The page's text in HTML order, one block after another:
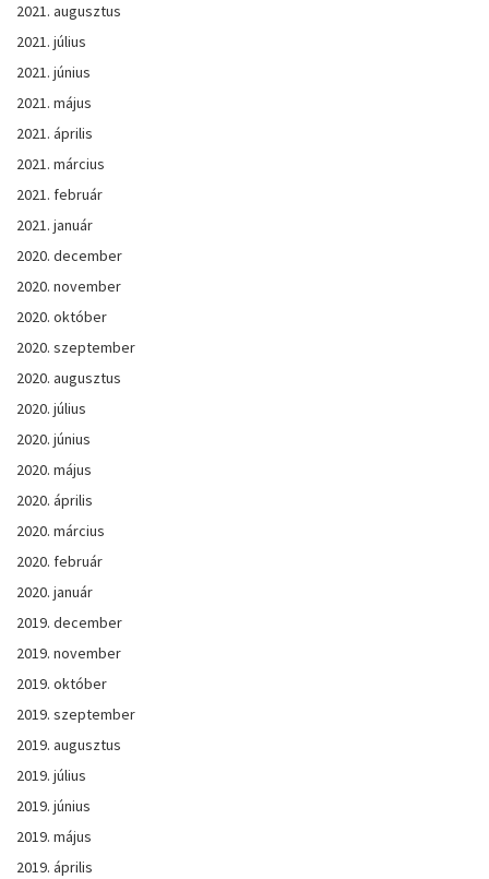
2021. augusztus
2021. július
2021. június
2021. május
2021. április
2021. március
2021. február
2021. január
2020. december
2020. november
2020. október
2020. szeptember
2020. augusztus
2020. július
2020. június
2020. május
2020. április
2020. március
2020. február
2020. január
2019. december
2019. november
2019. október
2019. szeptember
2019. augusztus
2019. július
2019. június
2019. május
2019. április